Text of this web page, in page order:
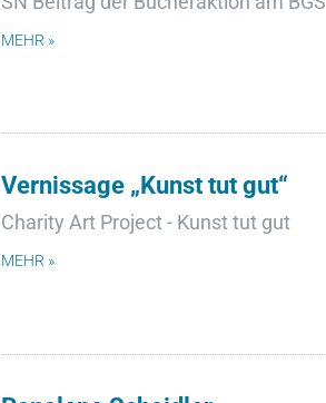
MEHR »
Vernissage „Kunst tut gut“
Charity Art Project - Kunst tut gut
MEHR »